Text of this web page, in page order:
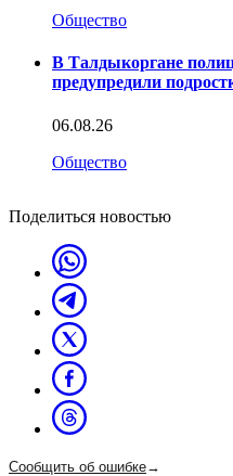
Общество
В Талдыкоргане
предупредили
06.08.26
Общество
Поделиться новостью
Сообщить об ошибке→